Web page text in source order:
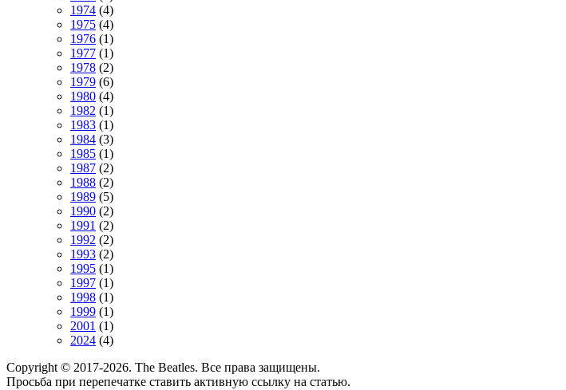
1974 (4)
1975 (4)
1976 (1)
1977 (1)
1978 (2)
1979 (6)
1980 (4)
1982 (1)
1983 (1)
1984 (3)
1985 (1)
1987 (2)
1988 (2)
1989 (5)
1990 (2)
1991 (2)
1992 (2)
1993 (2)
1995 (1)
1997 (1)
1998 (1)
1999 (1)
2001 (1)
2024 (4)
Copyright © 2017-2026. The Beatles. Все права защищены.
Просьба при перепечатке ставить активную ссылку на статью.